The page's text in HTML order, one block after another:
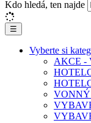
Kdo hledá, ten najde
☰
Vyberte si
AKCE -